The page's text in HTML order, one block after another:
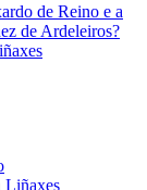
de Reino e a
de Ardeleiros?
Liñaxes